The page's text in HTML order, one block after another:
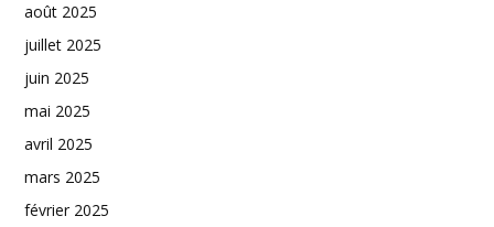
août 2025
juillet 2025
juin 2025
mai 2025
avril 2025
mars 2025
février 2025